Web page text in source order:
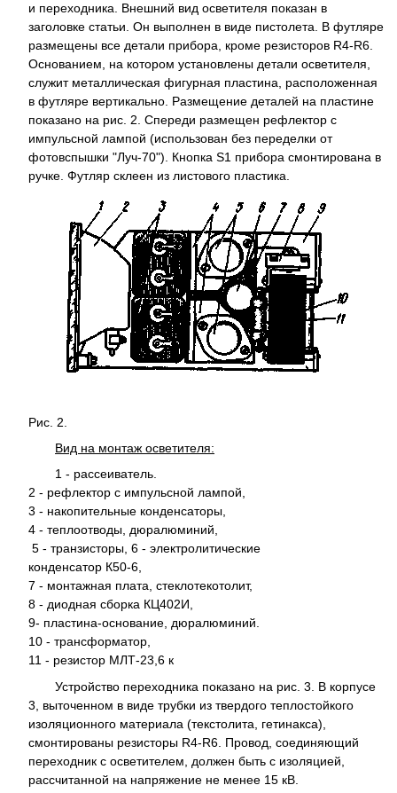
и переходника. Внешний вид осветителя показан в
заголовке статьи. Он выполнен в виде пистолета. В футляре
размещены все детали прибора, кроме резисторов R4-R6.
Основанием, на котором установлены детали осветителя,
служит металлическая фигурная пластина, расположенная
в футляре вертикально. Размещение деталей на пластине
показано на рис. 2. Спереди размещен рефлектор с
импульсной лампой (использован без переделки от
фотовспышки "Луч-70"). Кнопка S1 прибора смонтирована в
ручке. Футляр склеен из листового пластика.
Рис. 2.
Вид на монтаж осветителя:
1 - рассеиватель.
2 - рефлектор с импульсной лампой,
3 - накопительные конденсаторы,
4 - теплоотводы, дюралюминий,
5 - транзисторы, 6 - электролитические
конденсатор К50-6,
7 - монтажная плата, стеклотекотолит,
8 - диодная сборка КЦ402И,
9- пластина-основание, дюралюминий.
10 - трансформатор,
11 - резистор МЛТ-23,6 к
Устройство переходника показано на рис. 3. В корпусе
3, выточенном в виде трубки из твердого теплостойкого
изоляционного материала (текстолита, гетинакса),
смонтированы резисторы R4-R6. Провод, соединяющий
переходник с осветителем, должен быть с изоляцией,
рассчитанной на напряжение не менее 15 кВ.